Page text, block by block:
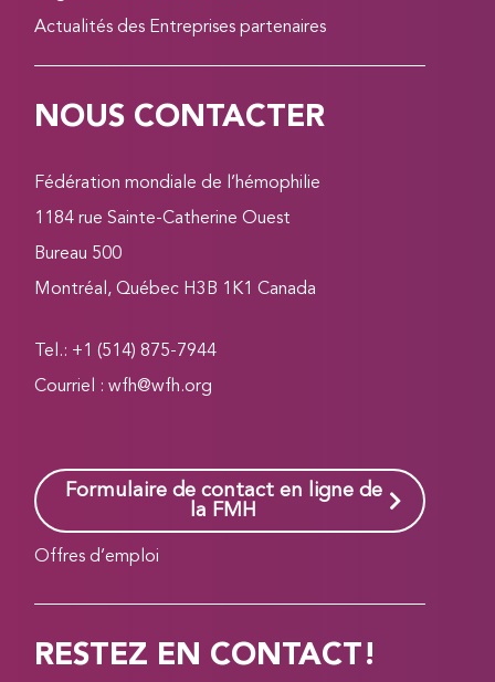
Actualités des Entreprises partenaires
NOUS CONTACTER
Fédération mondiale de l’hémophilie
1184 rue Sainte-Catherine Ouest
Bureau 500
Montréal, Québec H3B 1K1 Canada
Tel.: +1 (514) 875-7944
Courriel :wfh@wfh.org
Formulaire de contact en ligne de
la FMH
Offres d’emploi
RESTEZ EN CONTACT!